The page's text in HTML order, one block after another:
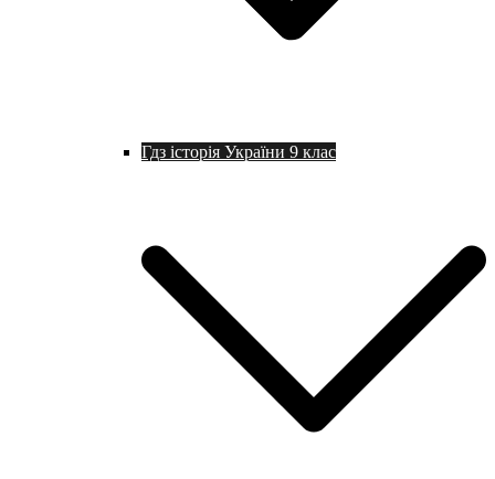
Гдз історія України 9 клас